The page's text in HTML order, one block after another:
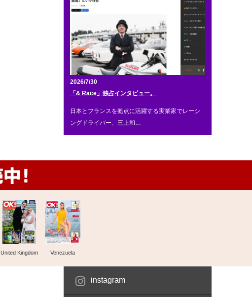
2026/7/30
「& Race」独占インタビュー。
日本とフランスを拠点に活躍する実業家でレーシ
ングドライバー、三上和…
United Kingdom Venezuela
instagram